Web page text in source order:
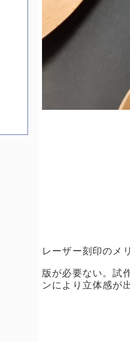
レーザー刻印のメ
版が必要ない。試
ンにより立体感が